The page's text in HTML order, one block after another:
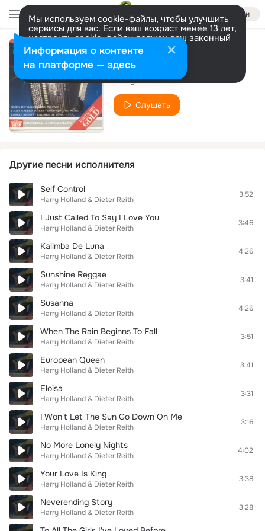
Войти
Мы используем cookie-файлы, чтобы улучшить
сервисы для вас. Если ваш возраст менее 13 лет,
настроить cookie-файлы должен ваш законный
представитель. Больше информации
Разрешить все Настроить
Forever Young
Harry Holland & Dieter Reith
Слушать
Другие песни исполнителя
Self Control
Harry Holland & Dieter Reith
3:52
I Just Called To Say I Love You
Harry Holland & Dieter Reith
3:46
Kalimba De Luna
Harry Holland & Dieter Reith
4:26
Sunshine Reggae
Harry Holland & Dieter Reith
3:41
Susanna
Harry Holland & Dieter Reith
4:26
When The Rain Beginns To Fall
Harry Holland & Dieter Reith
3:51
European Queen
Harry Holland & Dieter Reith
3:41
Eloisa
Harry Holland & Dieter Reith
3:31
I Won't Let The Sun Go Down On Me
Harry Holland & Dieter Reith
3:16
No More Lonely Nights
Harry Holland & Dieter Reith
4:02
Your Love Is King
Harry Holland & Dieter Reith
3:38
Neverending Story
Harry Holland & Dieter Reith
3:28
Информация о контенте
на платформе — здесь